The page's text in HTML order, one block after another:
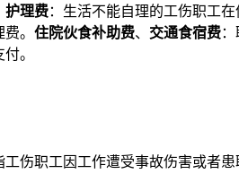
护理费：生活不能自理的工伤职工
。 住院伙食补助费、 交通食宿费
。
伤职工因工作遭受事故伤害或者